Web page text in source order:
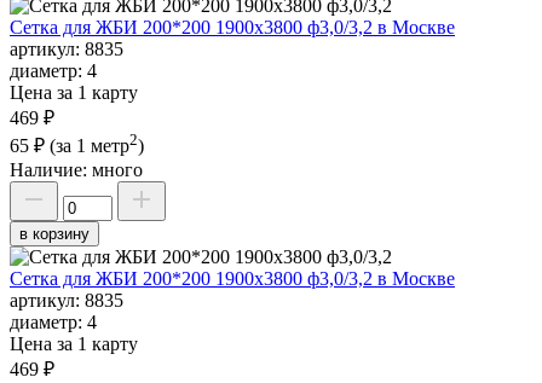
Сетка для ЖБИ 200*200 1900х3800 ф3,0/3,2 в Москве
артикул: 8835
диаметр: 4
Цена за 1 карту
469 ₽
65 ₽ (за 1 метр2)
Наличие: много
в корзину
Сетка для ЖБИ 200*200 1900х3800 ф3,0/3,2 в Москве
артикул: 8835
диаметр: 4
Цена за 1 карту
469 ₽